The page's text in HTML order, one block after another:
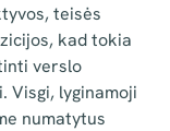
teisės
kad tokia
verslo
Visgi, lyginamoji
numatytus